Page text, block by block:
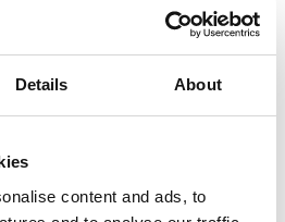
Details About
content and ads, to